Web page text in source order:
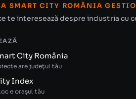
SMART CITY ROMÂNIA
te interesează despre industria cu
City România
are județul tău
Index
e orașul tău